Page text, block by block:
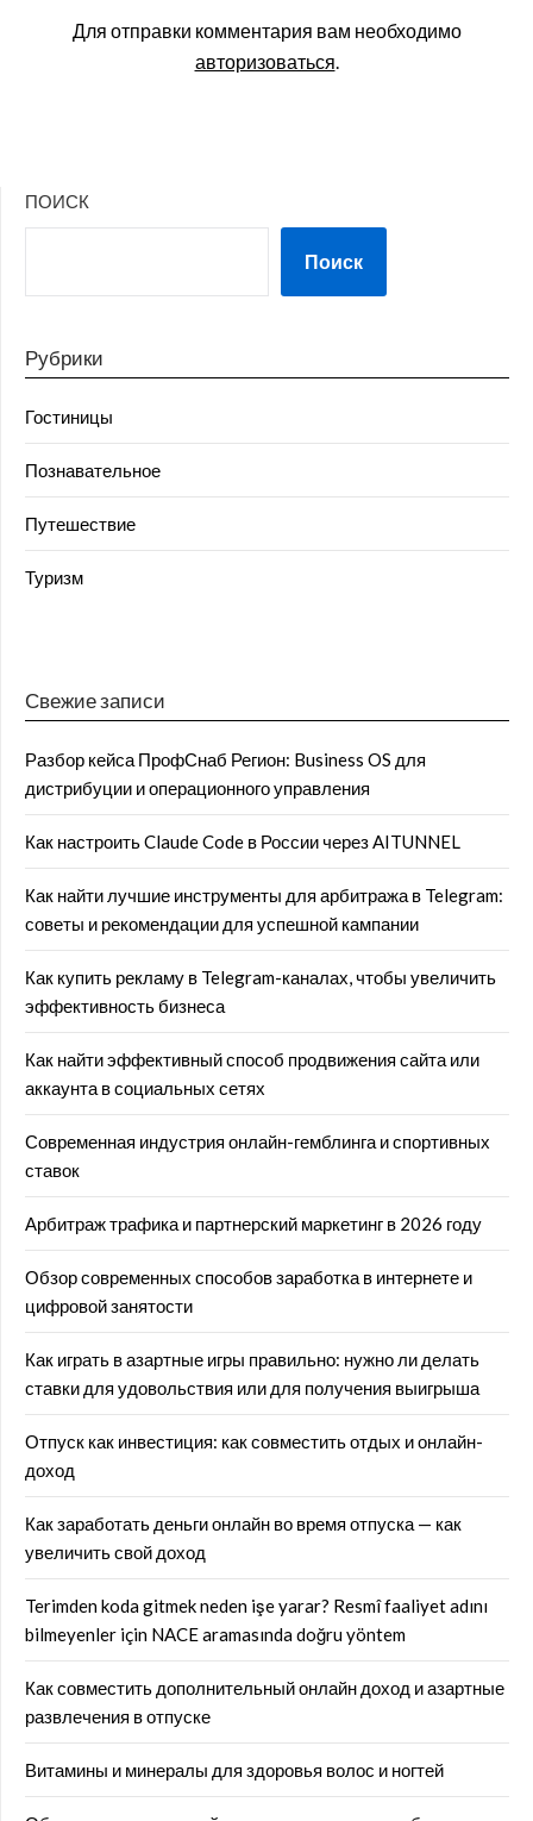
Для отправки комментария вам необходимо
авторизоваться
ПОИСК
Поиск
Рубрики
Гостиницы
Познавательное
Путешествие
Туризм
Свежие записи
Разбор кейса ПрофСнаб Регион: Business OS для
дистрибуции и операционного управления
Как настроить Claude Code в России через AITUNNEL
Как найти лучшие инструменты для арбитража в Telegram:
советы и рекомендации для успешной кампании
Как купить рекламу в Telegram-каналах, чтобы увеличить
эффективность бизнеса
Как найти эффективный способ продвижения сайта или
аккаунта в социальных сетях
Современная индустрия онлайн-гемблинга и спортивных
ставок
Арбитраж трафика и партнерский маркетинг в 2026 году
Обзор современных способов заработка в интернете и
цифровой занятости
Как играть в азартные игры правильно: нужно ли делать
ставки для удовольствия или для получения выигрыша
Отпуск как инвестиция: как совместить отдых и онлайн-
доход
Как заработать деньги онлайн во время отпуска — как
увеличить свой доход
Terimden koda gitmek neden işe yarar? Resmî faaliyet adını
bilmeyenler için NACE aramasında doğru yöntem
Как совместить дополнительный онлайн доход и азартные
развлечения в отпуске
Витамины и минералы для здоровья волос и ногтей